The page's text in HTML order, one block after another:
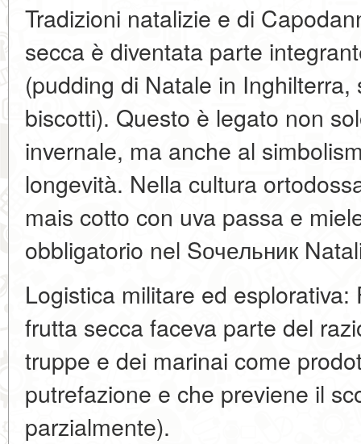
Tradizioni natalizie e di
secca è diventata parte
(pudding di Natale in
biscotti). Questo è legato non
invernale, ma anche al
longevità. Nella cultura
mais cotto con uva passa e
obbligatorio nel Sочельник
Logistica militare ed
frutta secca faceva parte del
truppe e dei marinai come
putrefazione e che previene il
parzialmente).